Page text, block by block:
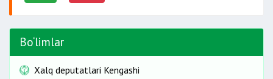
Bo‘limlar
Xalq deputatlari Kengashi